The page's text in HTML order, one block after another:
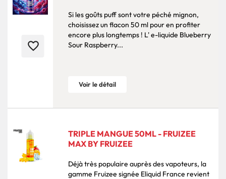
favorite_border
Si les goûts puff sont votre péché mignon,
choisissez un flacon 50 ml pour en profiter
encore plus longtemps ! L' e-liquide Blueberry
Sour Raspberry...
Voir le détail
TRIPLE MANGUE 50ML - FRUIZEE
MAX BY FRUIZEE
Déjà très populaire auprès des vapoteurs, la
gamme Fruizee signée Eliquid France revient